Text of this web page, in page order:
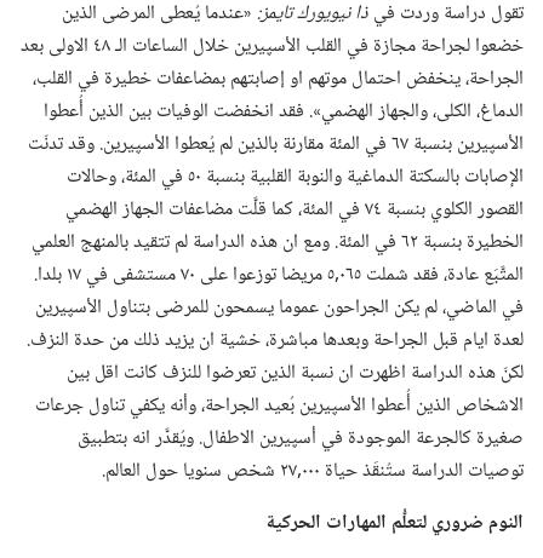
تقول دراسة وردت فيذا نيويورك تايمز:‏ ‏«عندما يُعطى المرضى الذين
خضعوا لجراحة مجازة في القلب الأسپيرين خلال الساعات الـ‍ ٤٨ الاولى بعد
الجراحة،‏ ينخفض احتمال موتهم او إصابتهم بمضاعفات خطيرة في القلب،‏
الدماغ،‏ الكلى،‏ والجهاز الهضمي».‏ فقد انخفضت الوفيات بين الذين أُعطوا
الأسپيرين بنسبة ٦٧ في المئة مقارنة بالذين لم يُعطوا الأسپيرين.‏ وقد تدنّت
الإصابات بالسكتة الدماغية والنوبة القلبية بنسبة ٥٠ في المئة،‏ وحالات
القصور الكلوي بنسبة ٧٤ في المئة،‏ كما قلَّت مضاعفات الجهاز الهضمي
الخطيرة بنسبة ٦٢ في المئة.‏ ومع ان هذه الدراسة لم تتقيد بالمنهج العلمي
المتَّبَع عادة،‏ فقد شملت ٠٦٥‏,٥ مريضا توزعوا على ٧٠ مستشفى في ١٧ بلدا.‏
في الماضي،‏ لم يكن الجراحون عموما يسمحون للمرضى بتناول الأسپيرين
لعدة ايام قبل الجراحة وبعدها مباشرة،‏ خشية ان يزيد ذلك من حدة النزف.‏
لكنّ هذه الدراسة اظهرت ان نسبة الذين تعرضوا للنزف كانت اقل بين
الاشخاص الذين أُعطوا الأسپيرين بُعيد الجراحة،‏ وأنه يكفي تناول جرعات
صغيرة كالجرعة الموجودة في أسپيرين الاطفال.‏ ويُقدَّر انه بتطبيق
توصيات الدراسة ستُنقَذ حياة ٠٠٠‏,٢٧ شخص سنويا حول العالم.‏
النوم ضروري لتعلُّم المهارات الحركية